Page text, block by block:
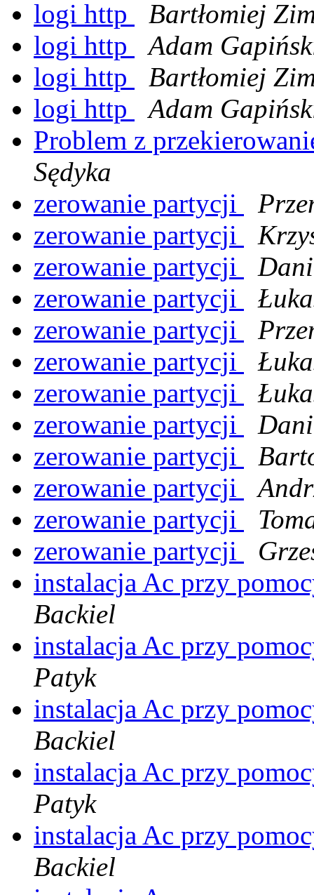
logi http
Bartłomiej
logi http
Adam
logi http
Bartłomiej
logi http
Adam
Problem z
Sędyka
zerowanie partycji
zerowanie partycji
zerowanie partycji
zerowanie partycji
zerowanie partycji
zerowanie partycji
zerowanie partycji
zerowanie partycji
zerowanie partycji
zerowanie partycji
zerowanie partycji
zerowanie partycji
instalacja Ac przy
Backiel
instalacja Ac przy
Patyk
instalacja Ac przy
Backiel
instalacja Ac przy
Patyk
instalacja Ac przy
Backiel